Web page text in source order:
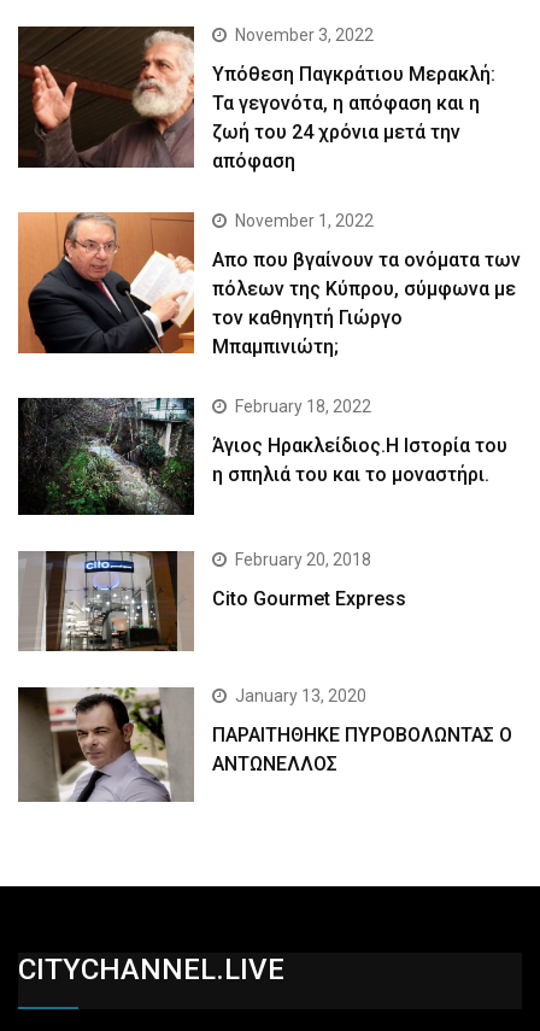
November 3, 2022
Yπόθεση Παγκράτιου Μερακλή:
Τα γεγονότα, η απόφαση και η
ζωή του 24 χρόνια μετά την
απόφαση
November 1, 2022
Απο που βγαίνουν τα ονόματα των
πόλεων της Κύπρου, σύμφωνα με
τον καθηγητή Γιώργο
Μπαμπινιώτη;
February 18, 2022
Άγιος Ηρακλείδιος.Η Ιστορία του
η σπηλιά του και το μοναστήρι.
February 20, 2018
Cito Gourmet Express
January 13, 2020
ΠΑΡΑΙΤΗΘΗΚΕ ΠΥΡΟΒΟΛΩΝΤΑΣ Ο
ΑΝΤΩΝΕΛΛΟΣ
CITYCHANNEL.LIVE